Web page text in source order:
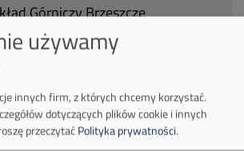
Górniczy Brzeszcze
ul.Kościuszki 1
32-620 Brzeszcze
Kontakt dla mediów:
używamy
innych firm, z których chcemy korzystać.
dotyczących plików cookie i innych
przeczytaćPolityka prywatności.